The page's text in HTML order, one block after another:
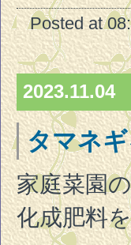
Posted at
2023.11.04
タマネ
家庭菜園
化成肥料